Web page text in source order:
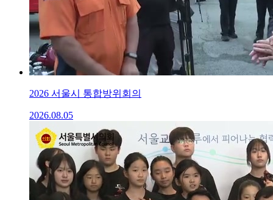
2026 서울시 통합방위회의
2026.08.05